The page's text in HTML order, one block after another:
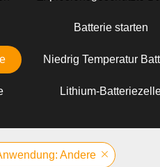
Batterie starten
Niedrig Temperatur
Lithium-
Andere